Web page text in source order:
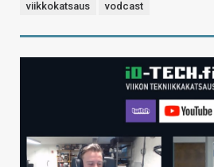
viikkokatsaus vodcast